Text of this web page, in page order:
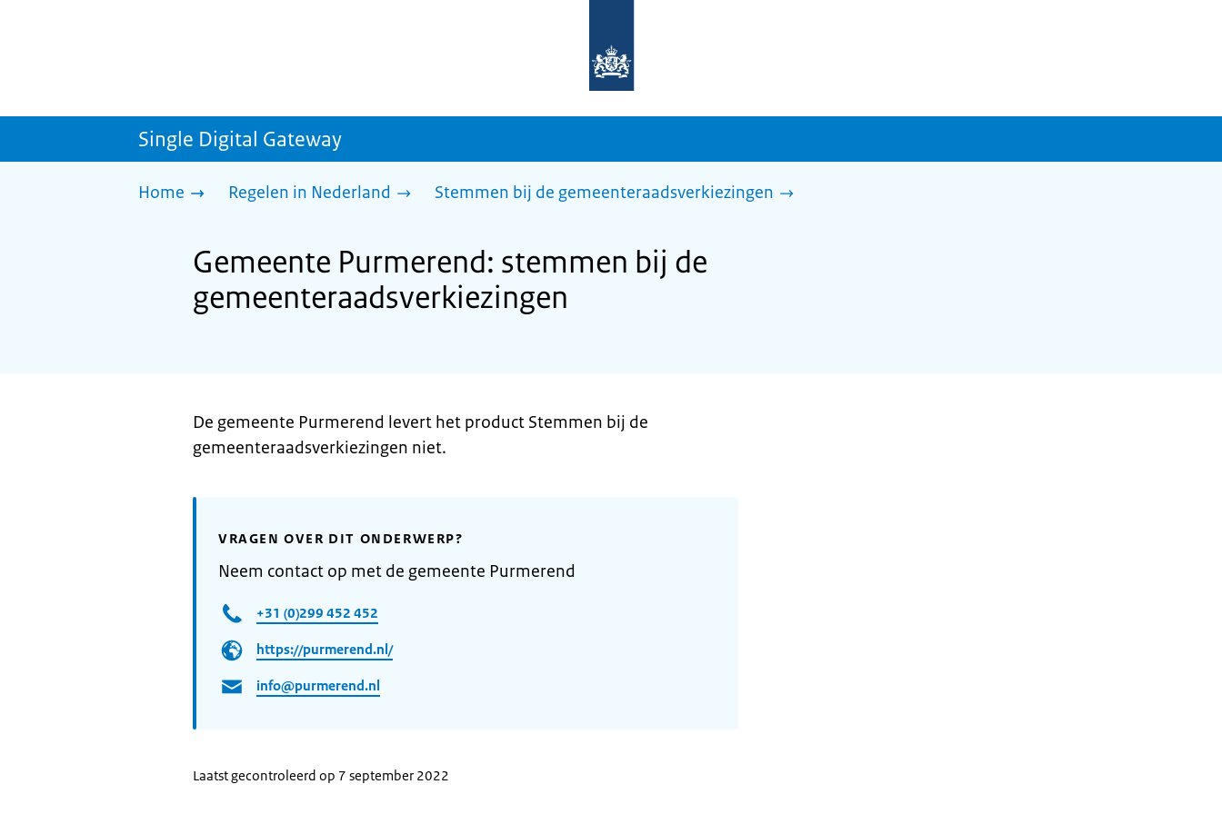
homepage
sdg.rijksoverheid.nl
Single Digital Gateway
Home Regelen in Nederland Stemmen bij de gemeenteraadsverkiezingen
Gemeente Purmerend: stemmen bij de
gemeenteraadsverkiezingen
De gemeente Purmerend levert het product Stemmen bij de
gemeenteraadsverkiezingen niet.
VRAGEN OVER DIT ONDERWERP?
Neem contact op met de gemeente Purmerend
+31 (0)299 452 452
https://purmerend.nl/
info@purmerend.nl
Laatst gecontroleerd op 7 september 2022